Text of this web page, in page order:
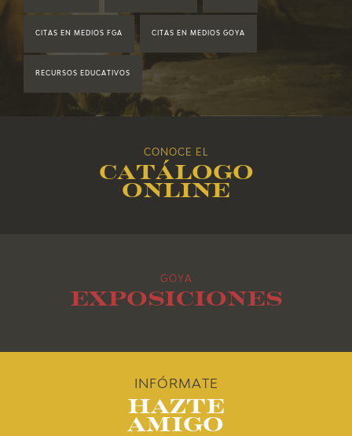
2017
2012
CITAS EN MEDIOS FGA CITAS EN MEDIOS GOYA
RECURSOS EDUCATIVOS
CONOCE EL
Catálogo
online
GOYA
Exposiciones
INFÓRMATE
Hazte
Amigo